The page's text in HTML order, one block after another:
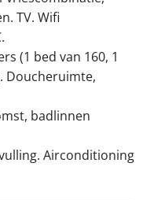
TV. Wifi
(1 bed van 160, 1
Doucheruimte,
badlinnen
Airconditioning